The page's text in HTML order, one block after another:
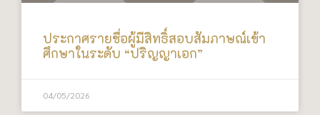
ประกาศรายชื่อผู้มีสิทธิ์สอบสัมภาษณ์เข้า
ศึกษาในระดับ “ปริญญาเอก”
04/05/2026